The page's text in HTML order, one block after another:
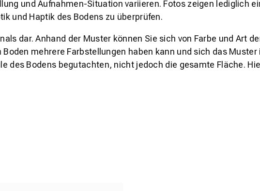
und Aufnahmen-Situation variieren. Fotos zeigen lediglich
und Haptik des Bodens zu überprüfen.
dar. Anhand der Muster können Sie sich von Farbe und Art
mehrere Farbstellungen haben kann und sich das
des Bodens begutachten, nicht jedoch die gesamte Fläche.